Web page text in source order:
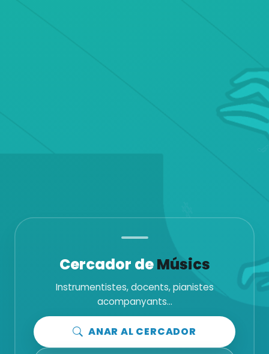
Cercador deMúsics
Instrumentistes, docents, pianistes
acompanyants...
ANAR AL CERCADOR